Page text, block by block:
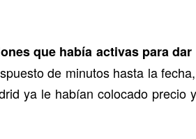
que había activas para
de minutos hasta la
ya le habían colocado precio